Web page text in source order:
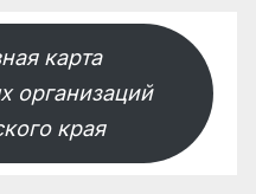
карта
организаций
края